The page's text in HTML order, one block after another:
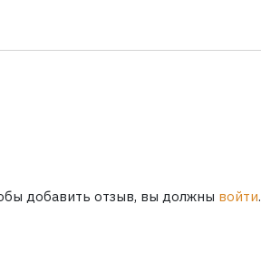
добавить отзыв, вы должны войти.